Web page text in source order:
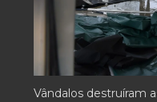
Vândalos destruíram